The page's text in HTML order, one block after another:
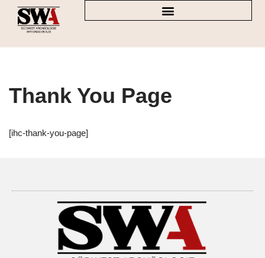
Zum
Inhalt
Thank You Page
[ihc-thank-you-page]